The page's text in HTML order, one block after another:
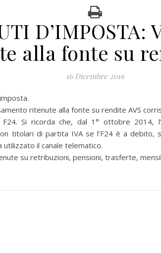
D’IMPOSTA:
alla fonte su
16 Dicembre 2016
ritenute alla fonte su rendite AVS
F24. Si ricorda che, dal 1° ottobre 2014,
titolari di partita IVA se l’F24 è a debito,
il canale telematico.
su retribuzioni, pensioni, trasferte,